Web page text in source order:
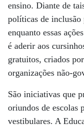
ensino. Diante de
políticas de inclusão
enquanto essas
é aderir aos
gratuitos, criados
organizações não-
São iniciativas que
oriundos de escolas
vestibulares. A